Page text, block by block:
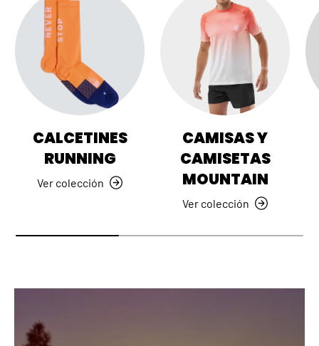
CALCETINES
RUNNING
Ver colección
CAMISAS Y
CAMISETAS
MOUNTAIN
Ver colección